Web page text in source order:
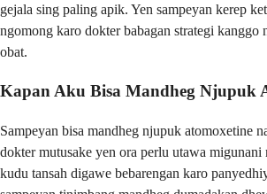
gejala sing paling apik. Yen sampeyan kerep
ngomong karo dokter babagan strategi kanggo
obat.
Kapan Aku Bisa Mandheg Njupuk
Sampeyan bisa mandheg njupuk atomoxetine
dokter mutusake yen ora perlu utawa migunani
kudu tansah digawe bebarengan karo